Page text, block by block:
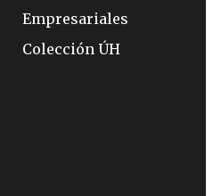
Empresariales
Colección ÚH